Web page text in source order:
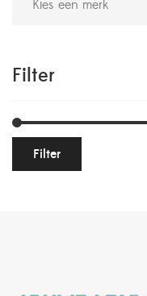
Filter
Filter